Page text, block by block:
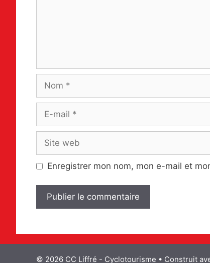
mail
web
Enregistrer mon nom, mon e-mail et
© 2026 CC Liffré - Cyclotourisme • Construit